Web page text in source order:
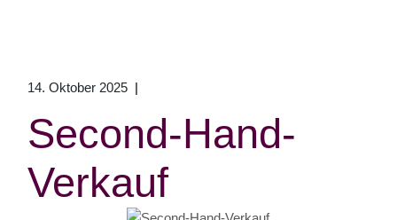
14. Oktober 2025
Second-Hand-
Verkauf